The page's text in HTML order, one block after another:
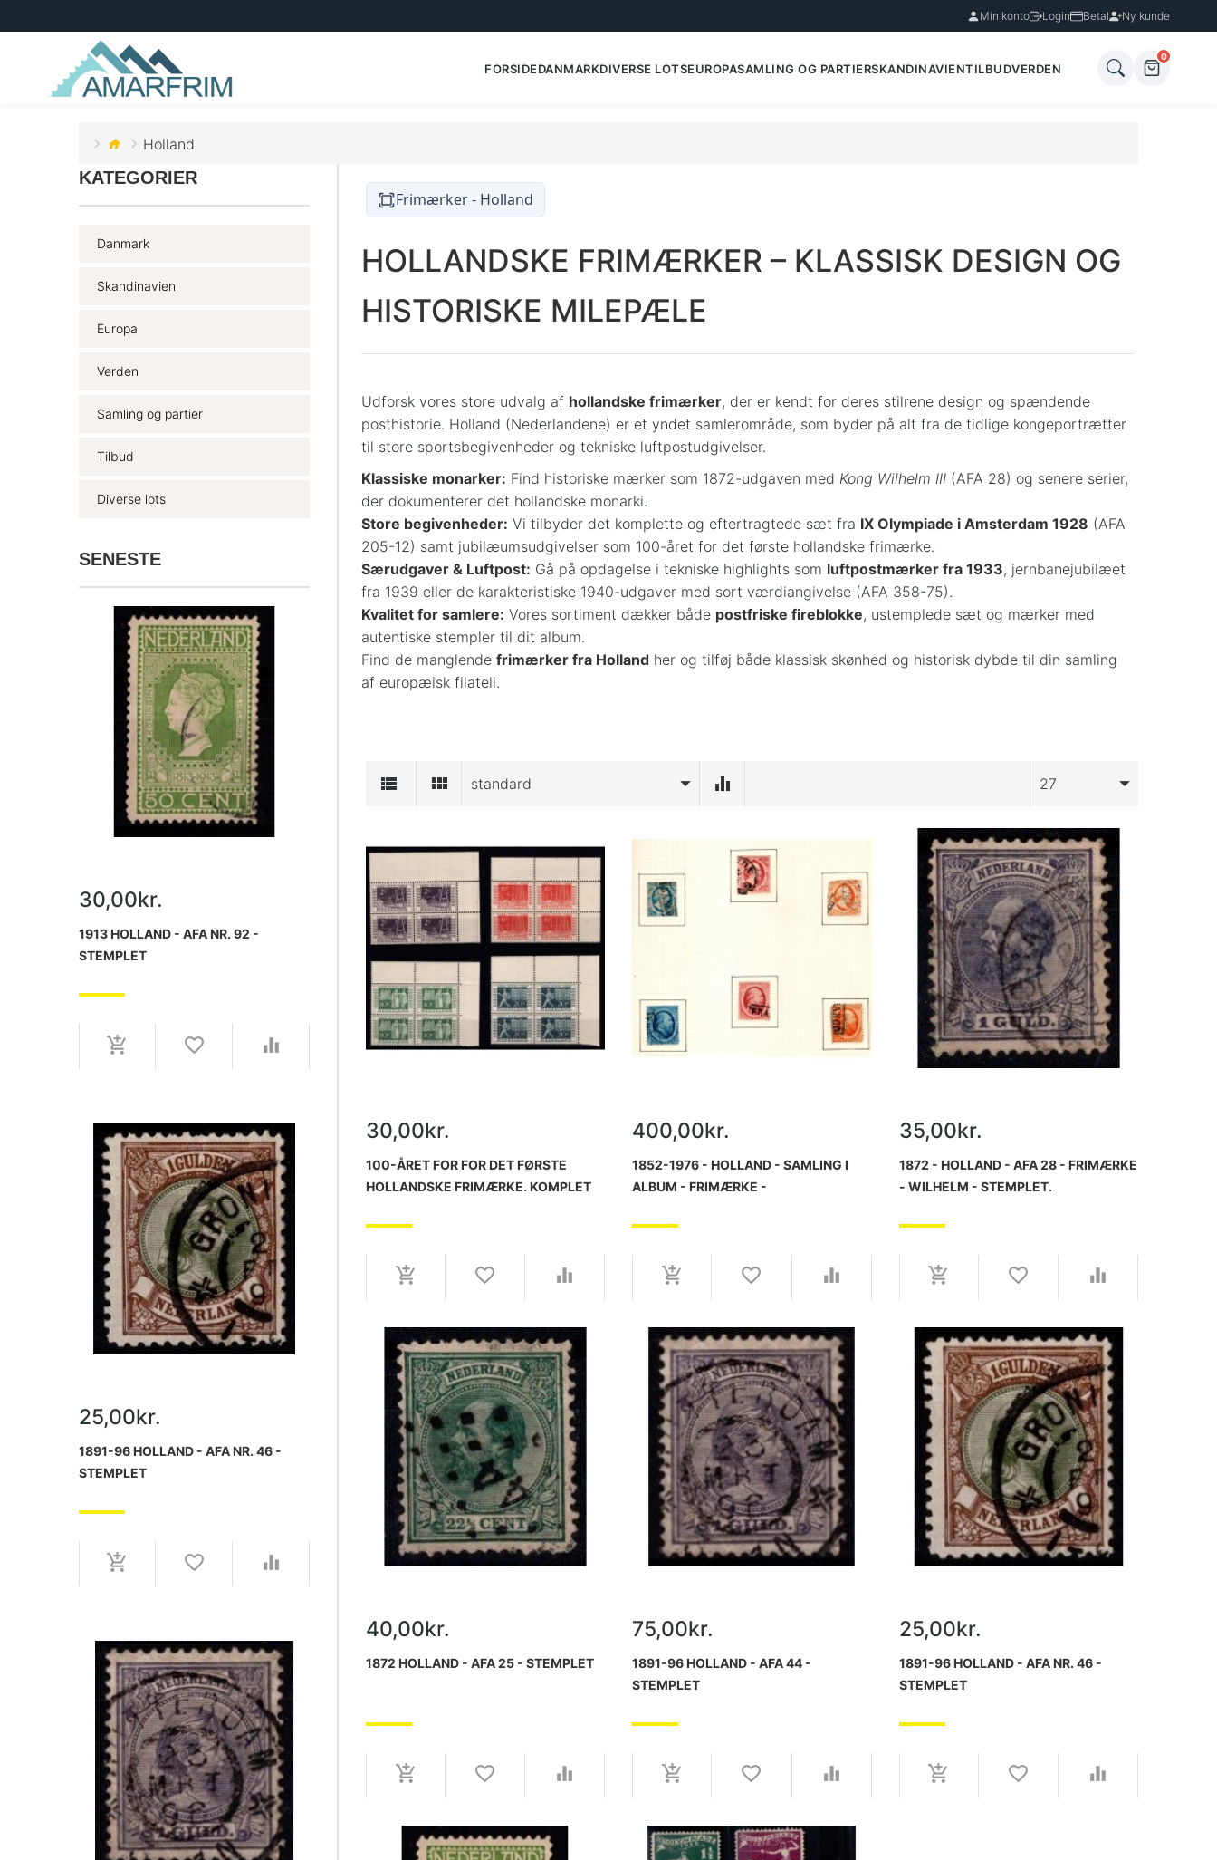
Min konto Login Betal Ny kunde
FORSIDEDANMARKDIVERSE LOTSEUROPASAMLING OG PARTIERSKANDINAVIENTILBUDVERDEN
0
Holland
KATEGORIER
Danmark
Skandinavien
Europa
Verden
Samling og partier
Tilbud
Diverse lots
SENESTE
30,00kr.
1913 HOLLAND - AFA NR. 92 -
STEMPLET
25,00kr.
1891-96 HOLLAND - AFA NR. 46 -
STEMPLET
Frimærker - Holland
HOLLANDSKE FRIMÆRKER – KLASSISK DESIGN OG
HISTORISKE MILEPÆLE
Udforsk vores store udvalg af hollandske frimærker, der er kendt for deres stilrene design og spændende
posthistorie. Holland (Nederlandene) er et yndet samlerområde, som byder på alt fra de tidlige kongeportrætter
til store sportsbegivenheder og tekniske luftpostudgivelser.
Klassiske monarker: Find historiske mærker som 1872-udgaven med Kong Wilhelm III (AFA 28) og senere serier,
der dokumenterer det hollandske monarki.
Store begivenheder: Vi tilbyder det komplette og eftertragtede sæt fra IX Olympiade i Amsterdam 1928 (AFA
205-12) samt jubilæumsudgivelser som 100-året for det første hollandske frimærke.
Særudgaver & Luftpost: Gå på opdagelse i tekniske highlights som luftpostmærker fra 1933, jernbanejubilæet
fra 1939 eller de karakteristiske 1940-udgaver med sort værdiangivelse (AFA 358-75).
Kvalitet for samlere: Vores sortiment dækker både postfriske fireblokke, ustemplede sæt og mærker med
autentiske stempler til dit album.
Find de manglende frimærker fra Holland her og tilføj både klassisk skønhed og historisk dybde til din samling
af europæisk filateli.
standard 27
30,00kr.
100-ÅRET FOR FOR DET FØRSTE
HOLLANDSKE FRIMÆRKE. KOMPLET
400,00kr.
1852-1976 - HOLLAND - SAMLING I
ALBUM - FRIMÆRKE -
35,00kr.
1872 - HOLLAND - AFA 28 - FRIMÆRKE
- WILHELM - STEMPLET.
40,00kr.
1872 HOLLAND - AFA 25 - STEMPLET
75,00kr.
1891-96 HOLLAND - AFA 44 -
STEMPLET
25,00kr.
1891-96 HOLLAND - AFA NR. 46 -
STEMPLET